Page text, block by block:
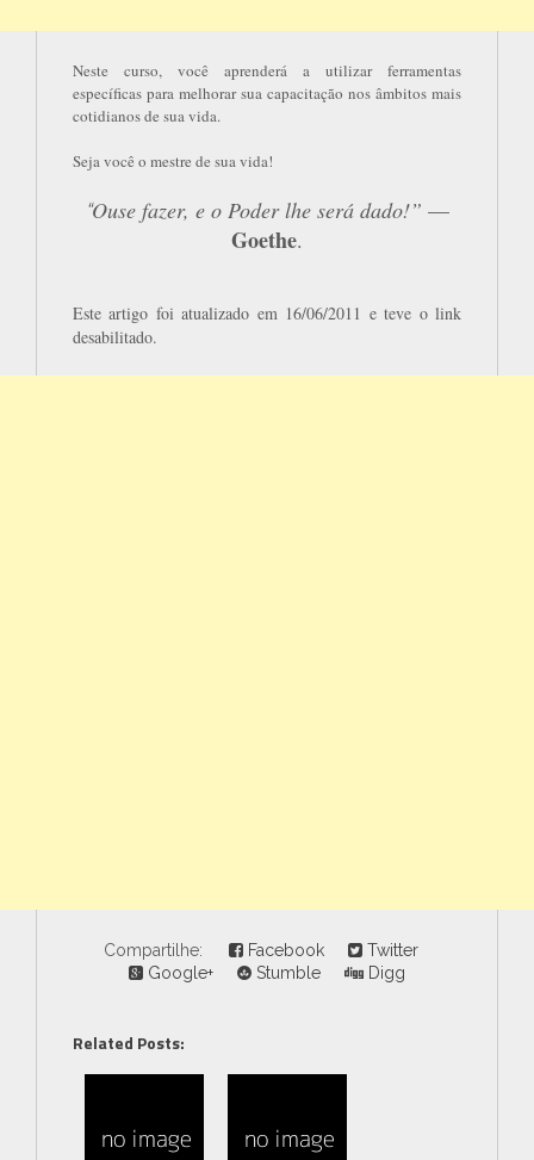
Neste curso, você aprenderá a utilizar ferramentas
específicas para melhorar sua capacitação nos âmbitos mais
cotidianos de sua vida.
Seja você o mestre de sua vida!
“Ouse fazer, e o Poder lhe será dado!” —
Goethe.
Este artigo foi atualizado em 16/06/2011 e teve o link
desabilitado.
Compartilhe: Facebook
Twitter
Google+
Stumble Digg
Related Posts: